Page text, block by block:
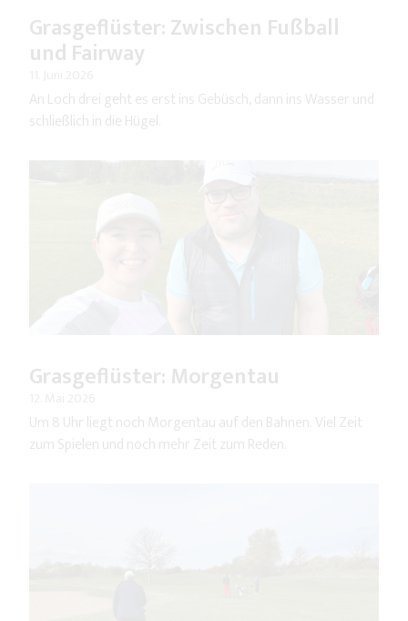
Grasgeflüster: Zwischen Fußball
und Fairway
An Loch drei geht es erst ins Gebüsch, dann ins Wasser und
schließlich in die Hügel.
Grasgeflüster: Morgentau
Um 8 Uhr liegt noch Morgentau auf den Bahnen. Viel Zeit
zum Spielen und noch mehr Zeit zum Reden.